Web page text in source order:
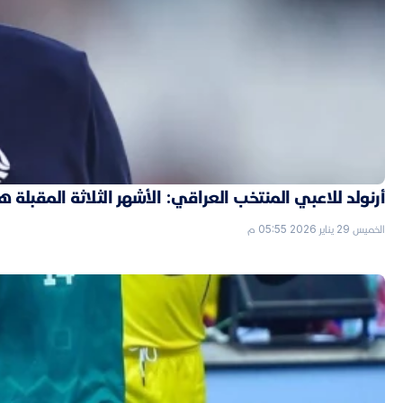
أرنولد للاعبي المنتخب العراقي: الأشهر الثلاثة
الخميس 29 يناير 2026 05:55 م